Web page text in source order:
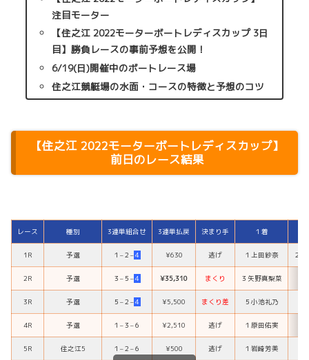
注目モーター
【住之江 2022モーターボートレディスカップ 3日
目】勝負レースの事前予想を公開！
6/19(日)開催中のボートレース場
住之江競艇場の水面・コースの特徴と予想のコツ
【住之江 2022モーターボートレディスカップ】
前日のレース結果
レース 種別 3連単組合せ 3連単払戻 決まり手 １着
1R 予選 １ –２ –４ ¥630 逃げ １ 上田紗奈 ２
2R 予選 ３ – ５ –４ ¥35,310 まくり ３ 矢野真梨菜
3R 予選 ５ –２ –４ ¥5,500 まくり差 ５ 小池礼乃
4R 予選 １ –３ –６ ¥2,510 逃げ １ 原田佑実
5R 住之江5 １ –２ –６ ¥500 逃げ １ 岩崎芳美